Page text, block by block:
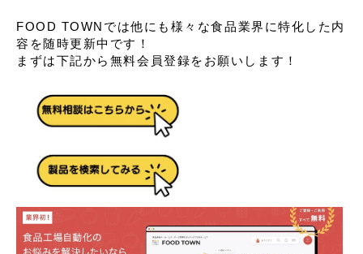
FOOD TOWNでは他にも様々な食品業界に特化した内
容を随時更新中です！
まずは下記から無料会員登録をお願いします！